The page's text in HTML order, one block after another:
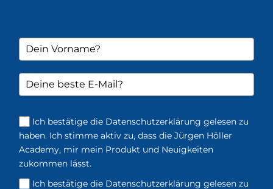
Ich bestätige die Datenschutzerklärung gelesen zu
haben. Ich stimme aktiv zu, dass die Jürgen Höller
Academy, mir mein Produkt und Neuigkeiten
zukommen lässt.
Ich bestätige die Datenschutzerklärung gelesen zu